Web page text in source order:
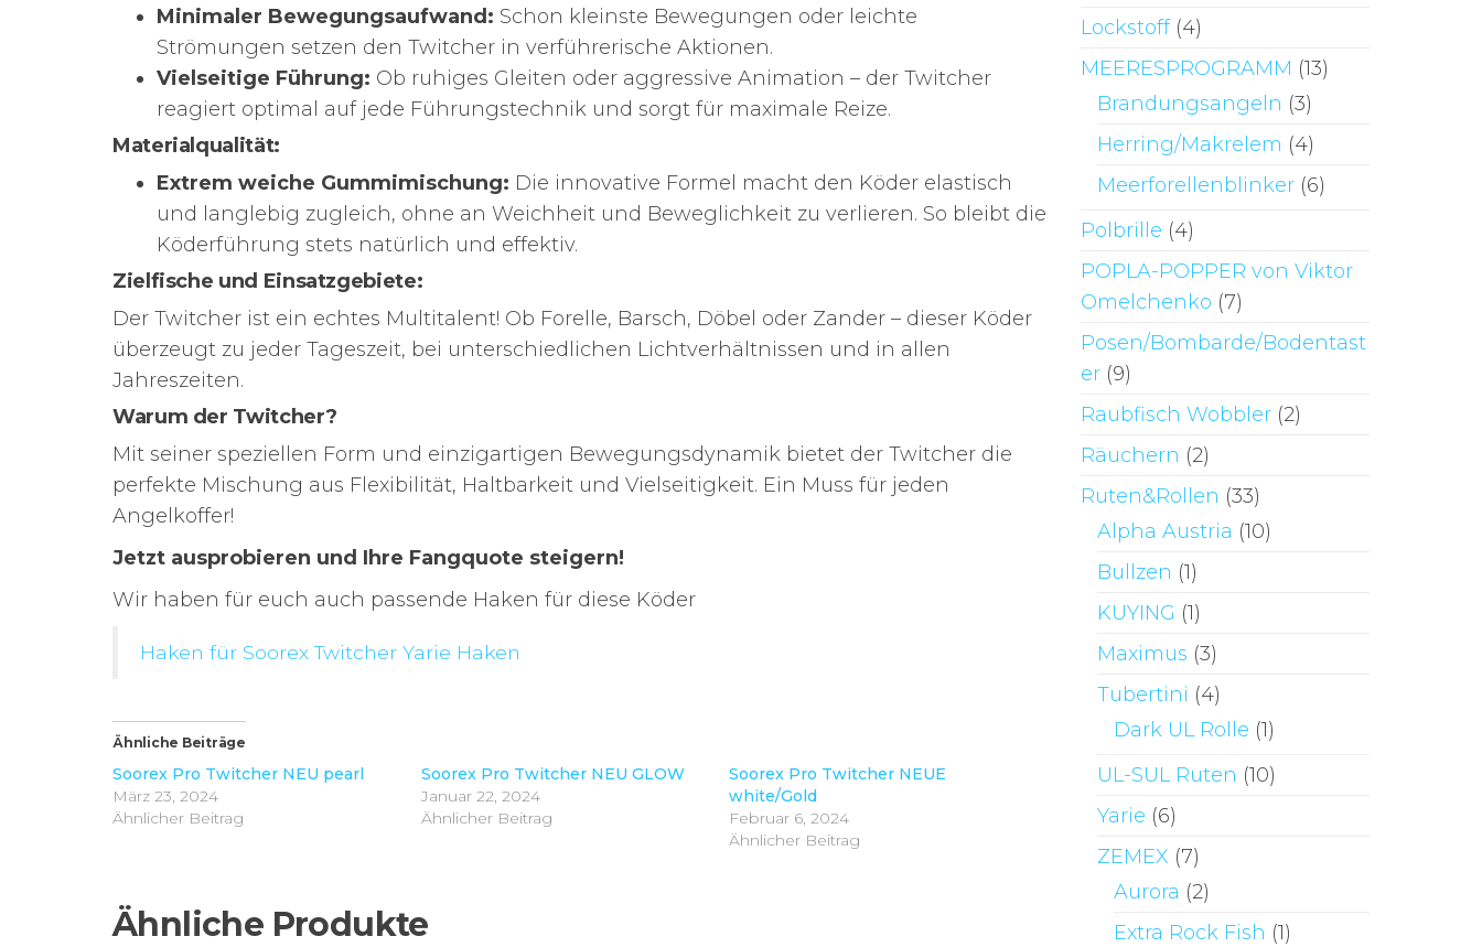
Minimaler Bewegungsaufwand: Schon kleinste Bewegungen oder leichte
Strömungen setzen den Twitcher in verführerische Aktionen.
Vielseitige Führung: Ob ruhiges Gleiten oder aggressive Animation – der Twitcher
reagiert optimal auf jede Führungstechnik und sorgt für maximale Reize.
Materialqualität:
Extrem weiche Gummimischung: Die innovative Formel macht den Köder elastisch
und langlebig zugleich, ohne an Weichheit und Beweglichkeit zu verlieren. So bleibt die
Köderführung stets natürlich und effektiv.
Zielfische und Einsatzgebiete:
Der Twitcher ist ein echtes Multitalent! Ob Forelle, Barsch, Döbel oder Zander – dieser Köder
überzeugt zu jeder Tageszeit, bei unterschiedlichen Lichtverhältnissen und in allen
Jahreszeiten.
Warum der Twitcher?
Mit seiner speziellen Form und einzigartigen Bewegungsdynamik bietet der Twitcher die
perfekte Mischung aus Flexibilität, Haltbarkeit und Vielseitigkeit. Ein Muss für jeden
Angelkoffer!
Jetzt ausprobieren und Ihre Fangquote steigern!
Wir haben für euch auch passende Haken für diese Köder
Haken für Soorex Twitcher Yarie Haken
Ähnliche Beiträge
Soorex Pro Twitcher NEU pearl
März 23, 2024
Ähnlicher Beitrag
Soorex Pro Twitcher NEU GLOW
Januar 22, 2024
Ähnlicher Beitrag
Soorex Pro Twitcher NEUE
white/Gold
Februar 6, 2024
Ähnlicher Beitrag
Ähnliche Produkte
Lockstoff (4)
MEERESPROGRAMM (13)
Brandungsangeln (3)
Herring/Makrelem (4)
Meerforellenblinker (6)
Polbrille (4)
POPLA-POPPER von Viktor
Omelchenko (7)
Posen/Bombarde/Bodentast
er (9)
Raubfisch Wobbler (2)
Räuchern (2)
Ruten&Rollen (33)
Alpha Austria (10)
Bullzen (1)
KUYING (1)
Maximus (3)
Tubertini (4)
Dark UL Rolle (1)
UL-SUL Ruten (10)
Yarie (6)
ZEMEX (7)
Aurora (2)
Extra Rock Fish (1)